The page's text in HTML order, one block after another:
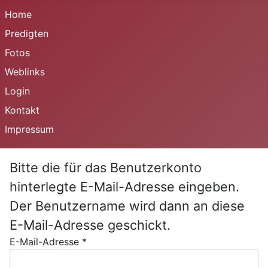
Home
Predigten
Fotos
Weblinks
Login
Kontakt
Impressum
Bitte die für das Benutzerkonto
hinterlegte E-Mail-Adresse eingeben.
Der Benutzername wird dann an diese
E-Mail-Adresse geschickt.
E-Mail-Adresse *